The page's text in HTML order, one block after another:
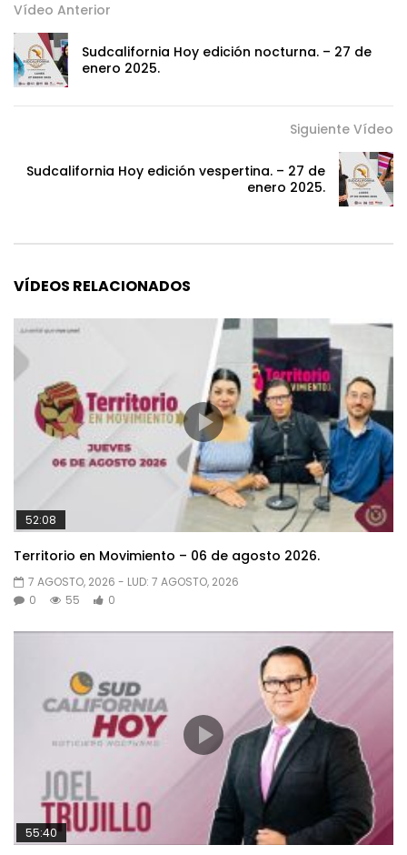
Vídeo Anterior
Sudcalifornia Hoy edición nocturna. – 27 de
enero 2025.
Siguiente Vídeo
Sudcalifornia Hoy edición vespertina. – 27 de
enero 2025.
VÍDEOS RELACIONADOS
52:08
Territorio en Movimiento – 06 de agosto 2026.
7 AGOSTO, 2026 - LUD: 7 AGOSTO, 2026
0
55 0
55:40